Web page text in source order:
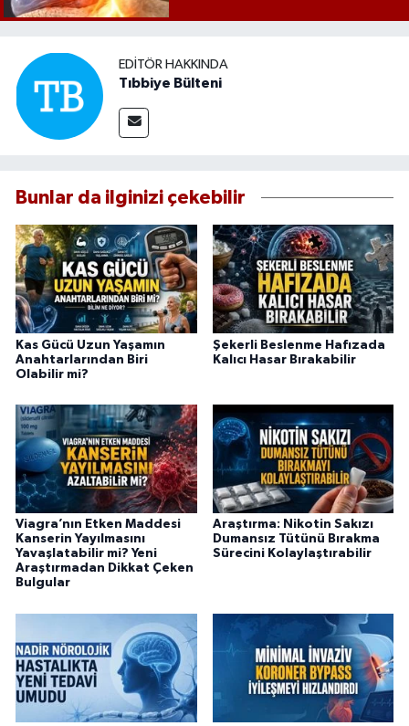
EDITÖR HAKKINDA
Tıbbiye Bülteni
Bunlar da ilginizi çekebilir
Kas Gücü Uzun Yaşamın
Anahtarlarından Biri
Olabilir mi?
Şekerli Beslenme Hafızada
Kalıcı Hasar Bırakabilir
Viagra’nın Etken Maddesi
Kanserin Yayılmasını
Yavaşlatabilir mi? Yeni
Araştırmadan Dikkat Çeken
Bulgular
Araştırma: Nikotin Sakızı
Dumansız Tütünü Bırakma
Sürecini Kolaylaştırabilir